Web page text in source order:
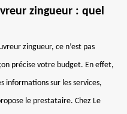
zingueur : quel
zingueur, ce n’est pas
précise votre budget. En effet,
informations sur les services,
le prestataire. Chez Le